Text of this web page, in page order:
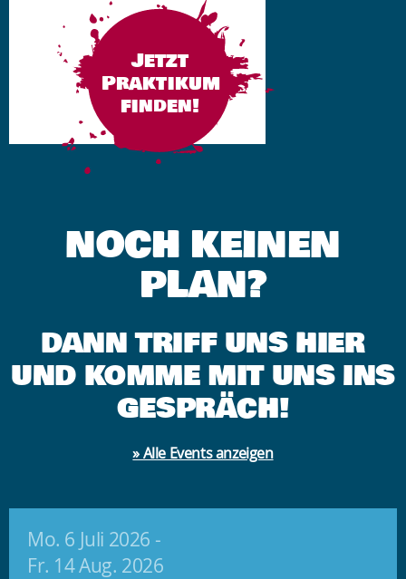
Jetzt
Praktikum
finden!
NOCH KEINEN
PLAN?
DANN TRIFF UNS HIER
UND KOMME MIT UNS INS
GESPRÄCH!
» Alle Events anzeigen
Mo. 6 Juli 2026 -
Fr. 14 Aug. 2026